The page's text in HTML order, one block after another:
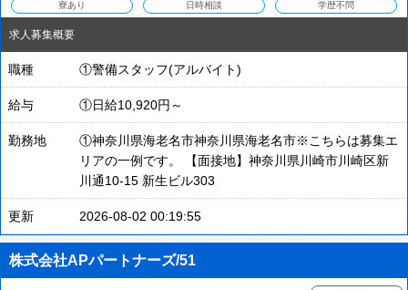
寮あり 日時相談 学歴不問
求人募集概要
職種 ①警備スタッフ(アルバイト)
給与 ①日給10,920円～
勤務地
①神奈川県海老名市神奈川県海老名市※こちらは募集エ
リアの一例です。 【面接地】神奈川県川崎市川崎区新
川通10-15 新生ビル303
更新 2026-08-02 00:19:55
株式会社APパートナーズ/51